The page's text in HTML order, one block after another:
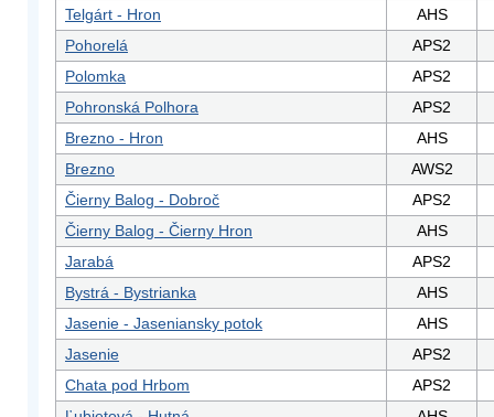
Telgárt - Hron
AHS
Pohorelá
APS2
Polomka
APS2
Pohronská Polhora
APS2
Brezno - Hron
AHS
Brezno
AWS2
Čierny Balog - Dobroč
APS2
Čierny Balog - Čierny Hron
AHS
Jarabá
APS2
Bystrá - Bystrianka
AHS
Jasenie - Jaseniansky potok
AHS
Jasenie
APS2
Chata pod Hrbom
APS2